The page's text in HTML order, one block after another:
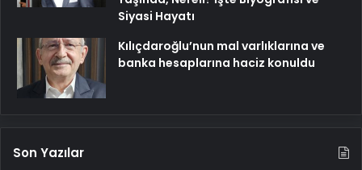
Siyasi Hayatı
Kılıçdaroğlu’nun mal varlıklarına ve
banka hesaplarına haciz konuldu
Son Yazılar